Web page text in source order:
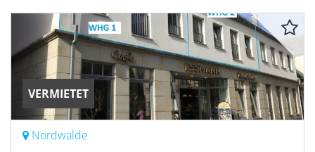
VERMIETET
Nordwalde